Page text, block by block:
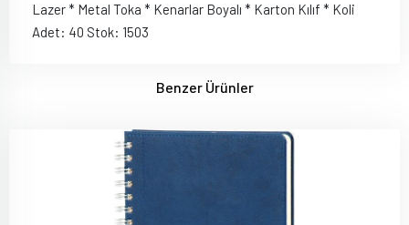
Lazer * Metal Toka * Kenarlar Boyalı * Karton Kılıf * Koli
Adet: 40 Stok: 1503
Benzer Ürünler